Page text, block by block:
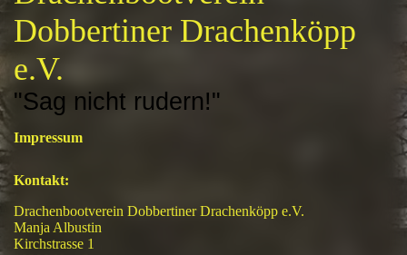
Dobbertiner Drachenköpp
e.V.
"Sag nicht rudern!"
Impressum
Kontakt:
Drachenbootverein Dobbertiner Drachenköpp e.V.
Manja Albustin
Kirchstrasse 1